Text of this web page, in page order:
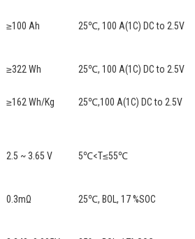
≥100 Ah 25℃, 100 A(1C) DC to 2.5V
≥322 Wh 25℃, 100 A(1C) DC to 2.5V
≥162 Wh/Kg 25℃,100 A(1C) DC to 2.5V
2.5 ~ 3.65 V 5℃<T≤55℃
0.3mΩ 25℃, BOL, 17 %SOC